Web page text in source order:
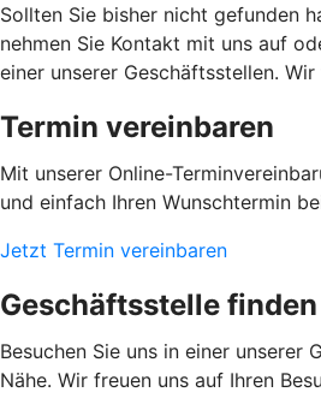
Sollten Sie bisher nicht gefunden
nehmen Sie Kontakt mit uns auf
einer unserer Geschäftsstellen.
Termin vereinbaren
Mit unserer Online-
und einfach Ihren Wunschtermin
Jetzt Termin vereinbaren
Geschäftsstelle finden
Besuchen Sie uns in einer unserer
Nähe. Wir freuen uns auf Ihren